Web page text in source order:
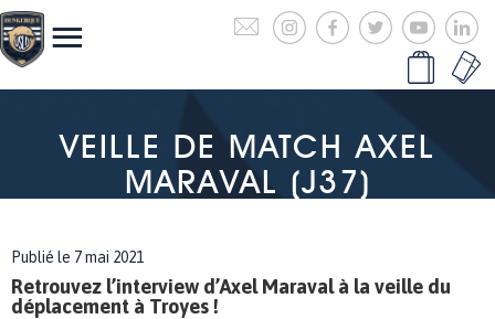
VEILLE DE MATCH AXEL
MARAVAL (J37)
Publié le 7 mai 2021
Retrouvez l’interview d’Axel Maraval à la veille du
déplacement à Troyes !